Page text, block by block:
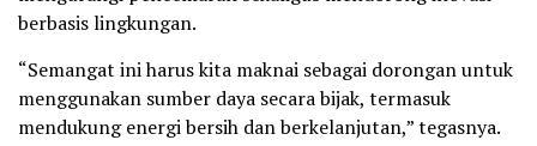
berbasis lingkungan.
“Semangat ini harus kita maknai sebagai dorongan untuk
menggunakan sumber daya secara bijak, termasuk
mendukung energi bersih dan berkelanjutan,” tegasnya.